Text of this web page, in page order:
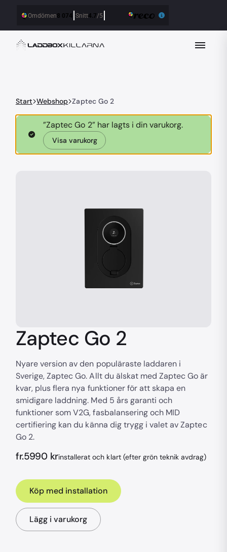
Start Webshop Zaptec Go 2
”Zaptec Go 2” har lagts i din varukorg.
Visa varukorg
Zaptec Go 2
Nyare version av den populäraste laddaren i
Sverige, Zaptec Go. Allt du älskat med Zaptec Go är
kvar, plus flera nya funktioner för att skapa en
smidigare laddning. Med 5 års garanti och
funktioner som V2G, fasbalansering och MID
certifiering kan du känna dig trygg i valet av Zaptec
Go 2.
fr.5990 krinstallerat och klart (efter grön teknik avdrag)
Köp med installation
Lägg i varukorg